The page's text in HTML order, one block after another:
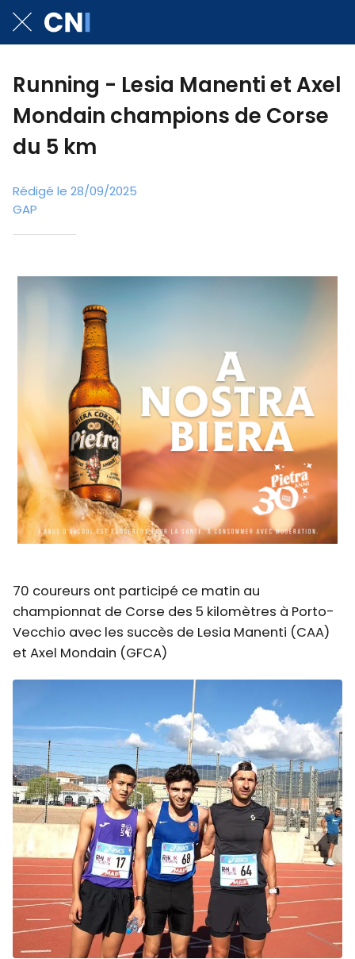
Running - Lesia Manenti et Axel
Mondain champions de Corse
du 5 km
Rédigé le 28/09/2025
GAP
70 coureurs ont participé ce matin au
championnat de Corse des 5 kilomètres à Porto-
Vecchio avec les succès de Lesia Manenti (CAA)
et Axel Mondain (GFCA)